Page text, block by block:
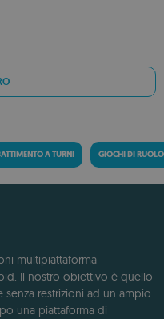
A TURNI GIOCHI DI RUOLO
multipiattaforma
Il nostro obiettivo è quello
restrizioni ad un ampio
una piattaforma di